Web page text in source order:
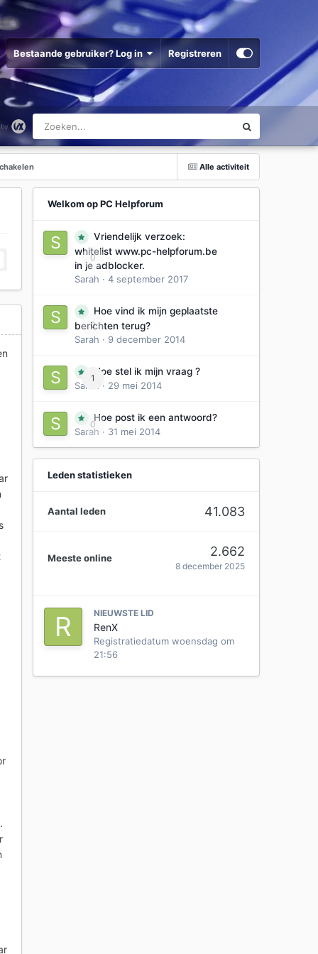
Bestaande gebruiker? Log in Registreren
Alle activiteit
Welkom op PC Helpforum
0
Vriendelijk verzoek:
whitelist www.pc-helpforum.be
in je adblocker.
Sarah · 4 september 2017
0
Hoe vind ik mijn geplaatste
berichten terug?
Sarah · 9 december 2014
1
Hoe stel ik mijn vraag ?
Sarah
· 29 mei 2014
0
Hoe post ik een antwoord?
Sarah · 31 mei 2014
Leden statistieken
Aantal leden 41.083
Meeste online 2.662
8 december 2025
NIEUWSTE LID
RenX
Registratiedatum woensdag om
21:56